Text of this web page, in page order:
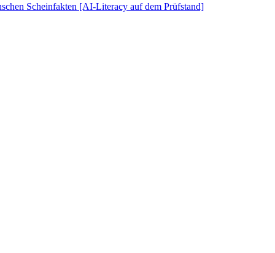
Scheinfakten [AI-Literacy auf dem Prüfstand]